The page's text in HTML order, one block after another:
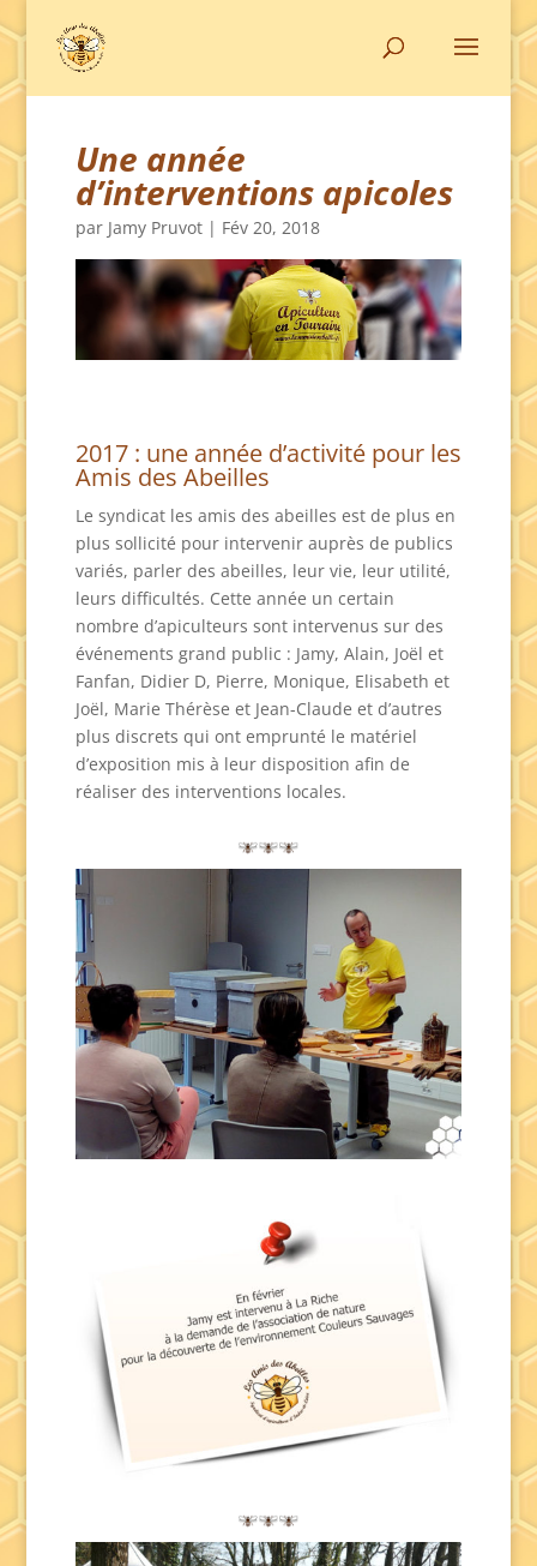
Une année
d’interventions apicoles
par Jamy Pruvot| Fév 20, 2018
2017 : une année d’activité pour les
Amis des Abeilles
Le syndicat les amis des abeilles est de plus en
plus sollicité pour intervenir auprès de publics
variés, parler des abeilles, leur vie, leur utilité,
leurs difficultés. Cette année un certain
nombre d’apiculteurs sont intervenus sur des
événements grand public : Jamy, Alain, Joël et
Fanfan, Didier D, Pierre, Monique, Elisabeth et
Joël, Marie Thérèse et Jean-Claude et d’autres
plus discrets qui ont emprunté le matériel
d’exposition mis à leur disposition afin de
réaliser des interventions locales.